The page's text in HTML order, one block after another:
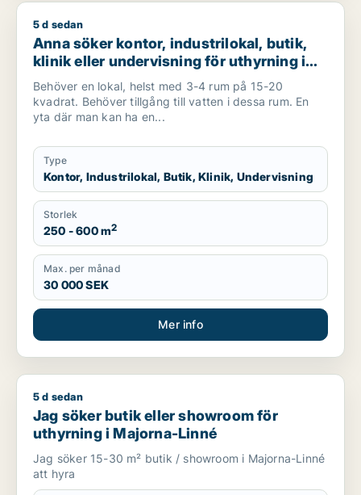
Anna söker kontor, industrilokal, butik, klinik eller
5 d sedan
Anna söker kontor, industrilokal, butik,
klinik eller undervisning för uthyrning i
Sundsvall
Behöver en lokal, helst med 3-4 rum på 15-20
kvadrat. Behöver tillgång till vatten i dessa rum. En
yta där man kan ha en...
Type
Kontor, Industrilokal, Butik, Klinik, Undervisning
Storlek
250 - 600 m2
Max. per månad
30 000 SEK
Mer info
Jag söker butik eller showroom för uthyrning i Majorna-Linné
5 d sedan
Jag söker butik eller showroom för
uthyrning i Majorna-Linné
Jag söker 15-30 m² butik / showroom i Majorna-Linné
att hyra